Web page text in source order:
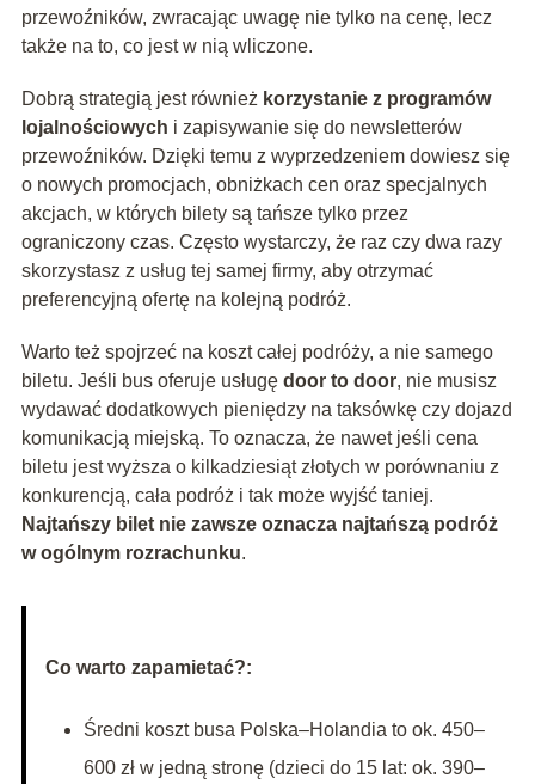
przewoźników, zwracając uwagę nie tylko na cenę, lecz
także na to, co jest w nią wliczone.
Dobrą strategią jest również korzystanie z programów
lojalnościowych i zapisywanie się do newsletterów
przewoźników. Dzięki temu z wyprzedzeniem dowiesz się
o nowych promocjach, obniżkach cen oraz specjalnych
akcjach, w których bilety są tańsze tylko przez
ograniczony czas. Często wystarczy, że raz czy dwa razy
skorzystasz z usług tej samej firmy, aby otrzymać
preferencyjną ofertę na kolejną podróż.
Warto też spojrzeć na koszt całej podróży, a nie samego
biletu. Jeśli bus oferuje usługę door to door, nie musisz
wydawać dodatkowych pieniędzy na taksówkę czy dojazd
komunikacją miejską. To oznacza, że nawet jeśli cena
biletu jest wyższa o kilkadziesiąt złotych w porównaniu z
konkurencją, cała podróż i tak może wyjść taniej.
Najtańszy bilet nie zawsze oznacza najtańszą podróż
w ogólnym rozrachunku.
Co warto zapamietać?:
Średni koszt busa Polska–Holandia to ok. 450–
600 zł w jedną stronę (dzieci do 15 lat: ok. 390–